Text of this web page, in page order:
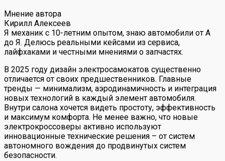
Мнение автора
Кирилл Алексеев
Я механик с 10-летним опытом, знаю автомобили от А
до Я. Делюсь реальными кейсами из сервиса,
лайфхаками и честными мнениями о запчастях.
В 2025 году дизайн электросамокатов существенно
отличается от своих предшественников. Главные
тренды — минимализм, аэродинамичность и интеграция
новых технологий в каждый элемент автомобиля.
Внутри салона хочется видеть простоту, эффективность
и максимум комфорта. Не менее важно, что новые
электрокроссоверы активно используют
инновационные технические решения – от систем
автономного вождения до продвинутых систем
безопасности.